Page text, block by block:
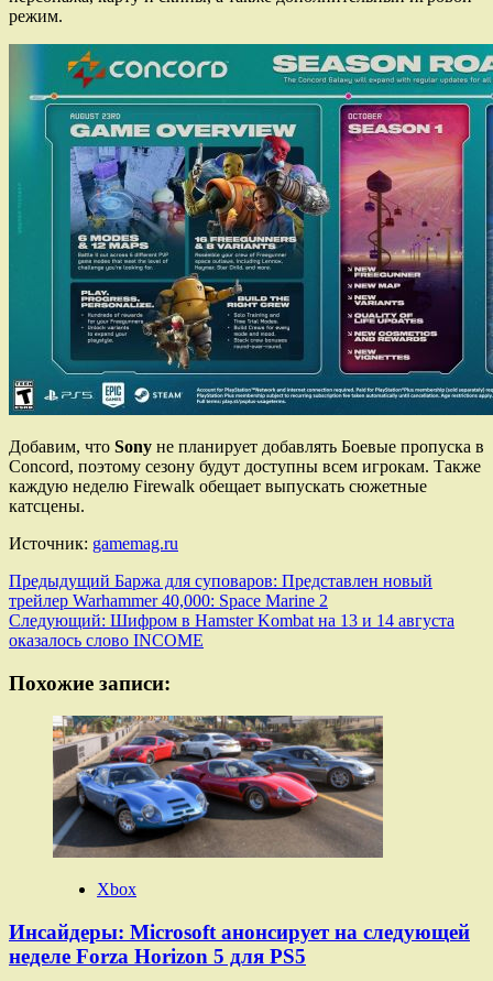
режим.
Добавим, что Sony не планирует добавлять Боевые пропуска в
Concord, поэтому сезону будут доступны всем игрокам. Также
каждую неделю Firewalk обещает выпускать сюжетные
катсцены.
Источник: gamemag.ru
Навигация
записи
Предыдущий Баржа для суповаров: Представлен новый
трейлер Warhammer 40,000: Space Marine 2
Следующий: Шифром в Hamster Kombat на 13 и 14 августа
оказалось слово INCOME
Похожие записи:
Xbox
Инсайдеры: Microsoft анонсирует на следующей
неделе Forza Horizon 5 для PS5